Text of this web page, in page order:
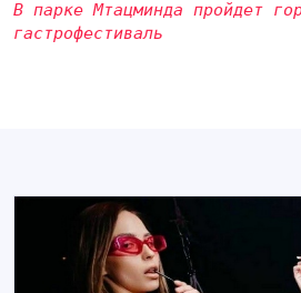
В парке Мтацминда пройдет
гастрофестиваль